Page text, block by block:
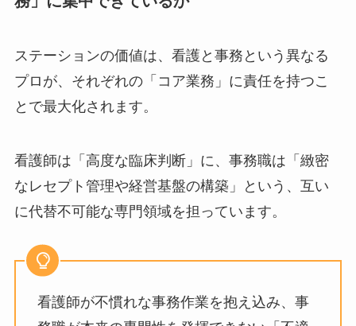
ステーションの価値は、看護と事務という異なる
プロが、それぞれの「コア業務」に責任を持つこ
とで最大化されます。
看護師は「高度な臨床判断」に、事務職は「緻密
なレセプト管理や経営基盤の構築」という、互い
に代替不可能な専門領域を担っています。
看護師が不慣れな事務作業を抱え込み、事